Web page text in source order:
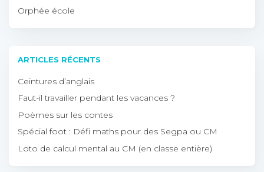
Orphée école
ARTICLES RÉCENTS
Ceintures d’anglais
Faut-il travailler pendant les vacances ?
Poèmes sur les contes
Spécial foot : Défi maths pour des Segpa ou CM
Loto de calcul mental au CM (en classe entière)